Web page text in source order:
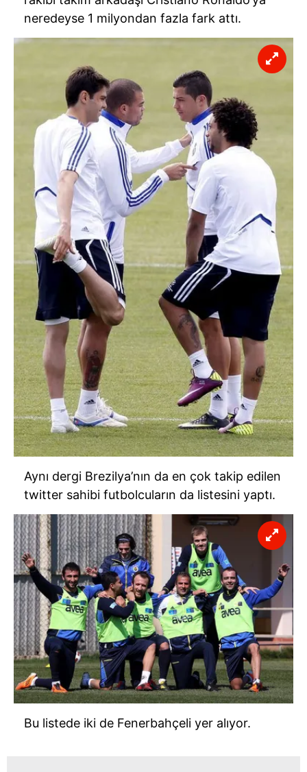
neredeyse 1 milyondan fazla fark attı.
Aynı dergi Brezilya’nın da en çok takip edilen
twitter sahibi futbolcuların da listesini yaptı.
Bu listede iki de Fenerbahçeli yer alıyor.